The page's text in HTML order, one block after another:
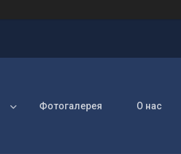
Фотогалерея О нас